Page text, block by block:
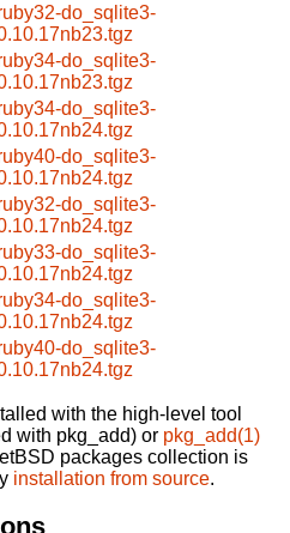
do_sqlite3-
do_sqlite3-
do_sqlite3-
do_sqlite3-
do_sqlite3-
do_sqlite3-
do_sqlite3-
do_sqlite3-
with the high-level tool
with pkg_add) or pkg_add(1)
packages collection is
installation from source.